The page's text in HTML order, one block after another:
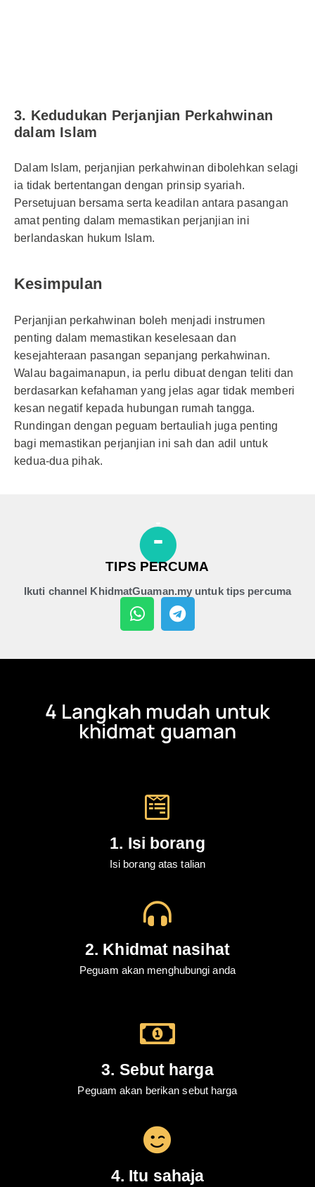
3. Kedudukan Perjanjian Perkahwinan
dalam Islam
Dalam Islam, perjanjian perkahwinan dibolehkan selagi
ia tidak bertentangan dengan prinsip syariah.
Persetujuan bersama serta keadilan antara pasangan
amat penting dalam memastikan perjanjian ini
berlandaskan hukum Islam.
Kesimpulan
Perjanjian perkahwinan boleh menjadi instrumen
penting dalam memastikan keselesaan dan
kesejahteraan pasangan sepanjang perkahwinan.
Walau bagaimanapun, ia perlu dibuat dengan teliti dan
berdasarkan kefahaman yang jelas agar tidak memberi
kesan negatif kepada hubungan rumah tangga.
Rundingan dengan peguam bertauliah juga penting
bagi memastikan perjanjian ini sah dan adil untuk
kedua-dua pihak.
TIPS PERCUMA
Ikuti channel KhidmatGuaman.my untuk tips percuma
4 Langkah mudah untuk
khidmat guaman
1. Isi borang
Isi borang atas talian
2. Khidmat nasihat
Peguam akan menghubungi anda
3. Sebut harga
Peguam akan berikan sebut harga
4. Itu sahaja